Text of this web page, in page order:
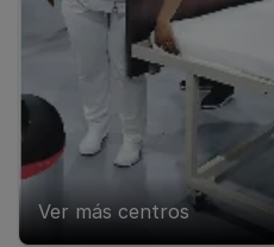
Ver más centros